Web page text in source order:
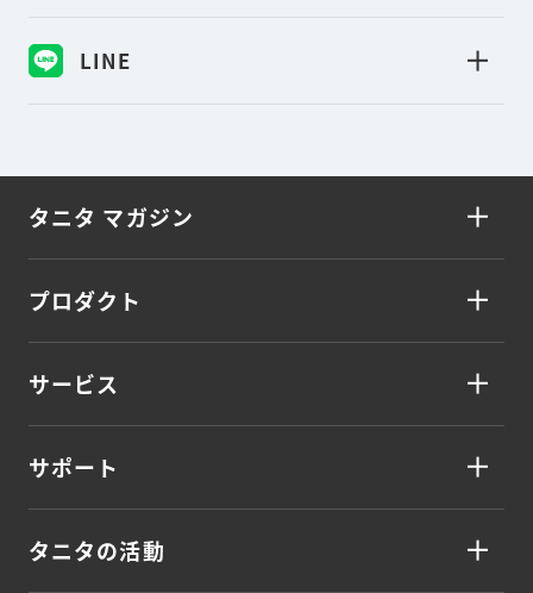
LINE
タニタ マガジン
プロダクト
サービス
サポート
タニタの活動